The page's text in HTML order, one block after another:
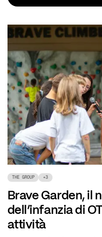
THE GROUP +3
Brave Garden, il
dell’infanzia di
attività